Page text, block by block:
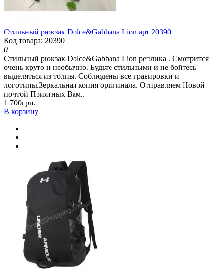
Стильный рюкзак Dolce&Gabbana Lion арт 20390
Код товара: 20390
0
Стильный рюкзак Dolce&Gabbana Lion реплика . Смотрится
очень круто и необычно. Будьте стильными и не бойтесь
выделяться из толпы. Соблюдены все гравировки и
логотипы.Зеркальная копия оригинала. Отправляем Новой
почтой Приятных Вам..
1 700грн.
В корзину